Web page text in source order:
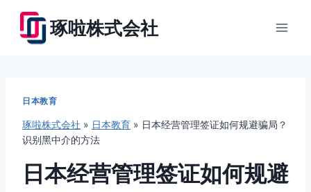
琢啦株式会社
日本教育
琢啦株式会社 » 日本教育 » 日本经营管理签证如何规避骗局？
识别黑中介的方法
日本经营管理签证如何规避